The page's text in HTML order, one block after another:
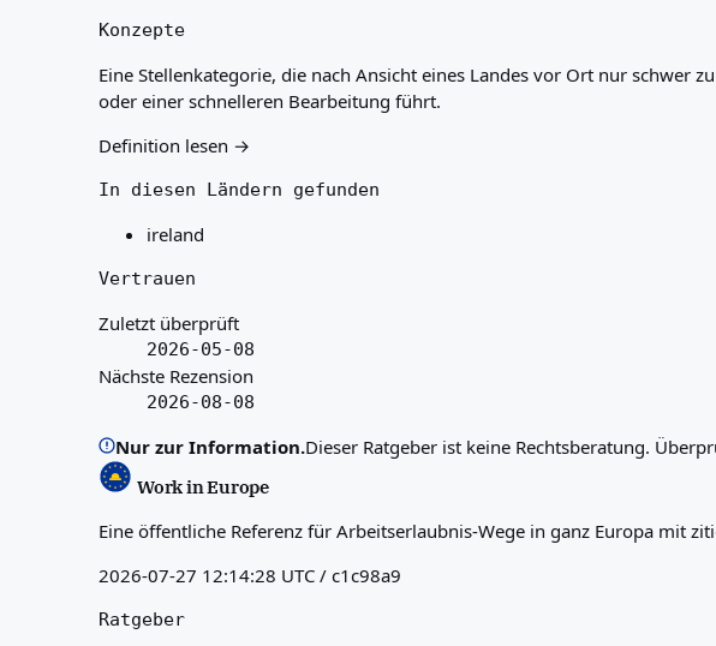
Konzepte
Eine Stellenkategorie, die nach Ansicht eines Landes vor Ort nur schwer
oder einer schnelleren Bearbeitung führt.
Definition lesen →
In diesen Ländern gefunden
ireland
Vertrauen
Zuletzt überprüft
2026-05-08
Nächste Rezension
2026-08-08
Nur zur Information.Dieser Ratgeber ist keine Rechtsberatung.
Work in Europe
Eine öffentliche Referenz für Arbeitserlaubnis-Wege in ganz Europa mit
2026-07-27 12:14:28 UTC / c1c98a9
Ratgeber